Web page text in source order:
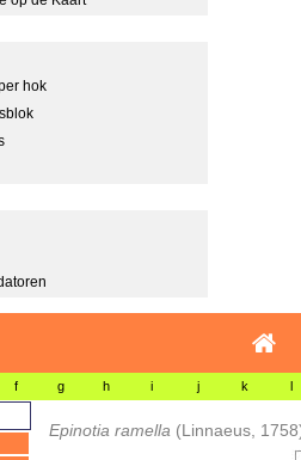
hok
f g h i j k l
Epinotia ramella (Linnaeus,